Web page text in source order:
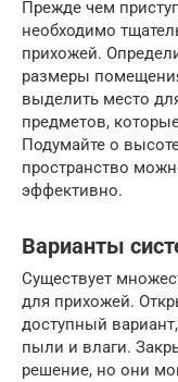
Прежде чем
необходимо
прихожей.
размеры
выделить место
предметов,
Подумайте о
пространство
эффективно.
Варианты
Существует
для прихожей.
доступный
пыли и влаги.
решение, но они